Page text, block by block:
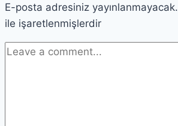
Şey
E-posta adresiniz yayınlanmayacak.
ile işaretlenmişlerdir